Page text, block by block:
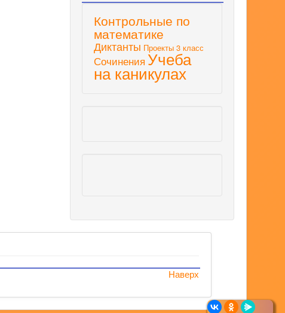
Контрольные по
математике
Диктанты Проекты 3 класс
Сочинения Учеба
на каникулах
Наверх